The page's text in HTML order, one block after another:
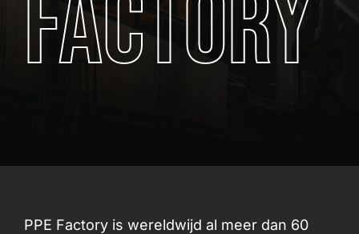
Factory
PPE Factory is wereldwijd al meer dan 60